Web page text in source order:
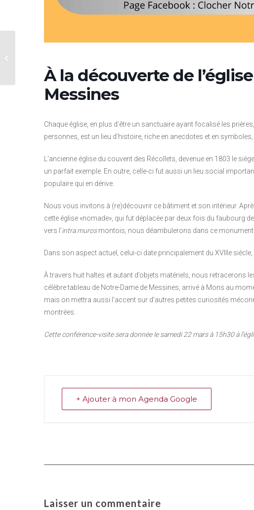
À la découverte de
Messines
Chaque église, en plus d’être un sanctuaire ayant focalisé les
personnes, est un lieu d’histoire, riche en anecdotes et en
L’ancienne église du couvent des Récollets, devenue en 1803 le
un parfait exemple. En outre, celle-ci fut aussi un lieu social
populaire qui en dérive.
Nous vous invitons à (re)découvrir ce bâtiment et son intérieur.
cette église «nomade», qui fut déplacée par deux fois du faubourg
vers l’intra murosmontois, nous déambulerons dans ce monument
Dans son aspect actuel, celui-ci date principalement du XVIIIe
À travers huit haltes et autant d’objets matériels, nous retracerons
célèbre tableau de Notre-Dame de Messines, arrivé à Mons au
mais on mettra aussi l’accent sur d’autres petites curiosités
montrées.
Cette conférence-visite sera donnée le samedi 22 mars à 15h30 à
+ Ajouter à mon Agenda Google
Laisser un commentaire